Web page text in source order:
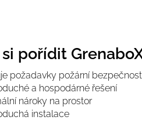
pořídit
požadavky požární
a hospodárné řešení
nároky na prostor
instalace